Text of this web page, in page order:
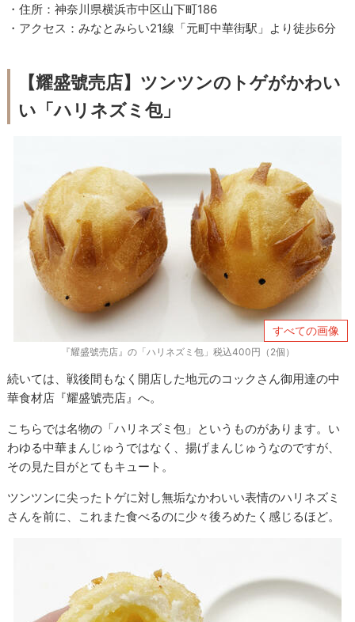
・住所：神奈川県横浜市中区山下町186
・アクセス：みなとみらい21線「元町中華街駅」より徒歩6分
【耀盛號売店】ツンツンのトゲがかわい
い「ハリネズミ包」
すべての画像
『耀盛號売店』の「ハリネズミ包」税込400円（2個）
続いては、戦後間もなく開店した地元のコックさん御用達の中
華食材店『耀盛號売店』へ。
こちらでは名物の「ハリネズミ包」というものがあります。い
わゆる中華まんじゅうではなく、揚げまんじゅうなのですが、
その見た目がとてもキュート。
ツンツンに尖ったトゲに対し無垢なかわいい表情のハリネズミ
さんを前に、これまた食べるのに少々後ろめたく感じるほど。